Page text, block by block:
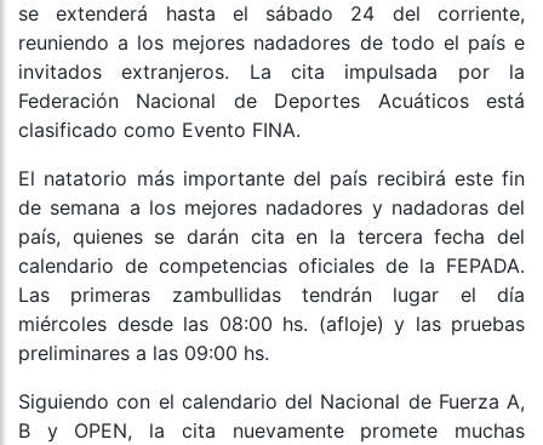
se extenderá hasta el sábado 24 del corriente,
reuniendo a los mejores nadadores de todo el país e
invitados extranjeros. La cita impulsada por la
Federación Nacional de Deportes Acuáticos está
clasificado como Evento FINA.
El natatorio más importante del país recibirá este fin
de semana a los mejores nadadores y nadadoras del
país, quienes se darán cita en la tercera fecha del
calendario de competencias oficiales de la FEPADA.
Las primeras zambullidas tendrán lugar el día
miércoles desde las 08:00 hs. (afloje) y las pruebas
preliminares a las 09:00 hs.
Siguiendo con el calendario del Nacional de Fuerza A,
B y OPEN, la cita nuevamente promete muchas